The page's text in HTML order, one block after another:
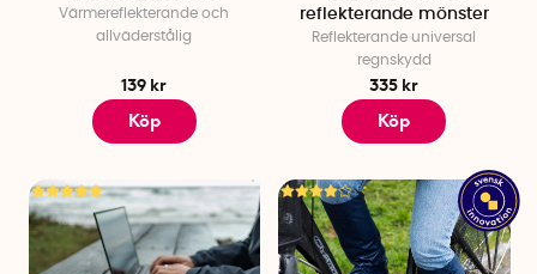
Värmereflekterande och
allväderstålig
139 kr
Köp
reflekterande mönster
Reflekterande universal
regnskydd
335 kr
Köp